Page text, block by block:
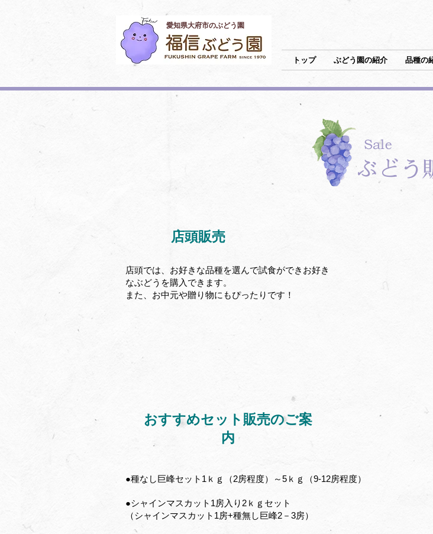
​愛知県大府市のぶどう園
トップ ぶどう園の紹介 品種の
Sale
ぶどう
店頭販売
店頭では、お好きな品種を選んで試食ができお好き
なぶどうを購入できます。
また、お中元や贈り物にもぴったりです！
おすすめセット販売のご案
内
●種なし巨峰セット1ｋｇ（2房程度）～5ｋｇ（9-12房程度）
●シャインマスカット1房入り2ｋｇセット
（シャインマスカット1房+種無し巨峰2－3房）